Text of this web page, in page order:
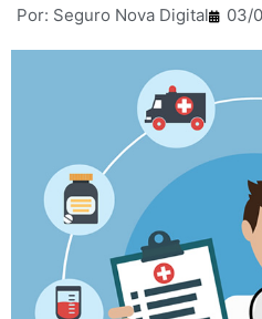
Por: Seguro Nova Digital 03/